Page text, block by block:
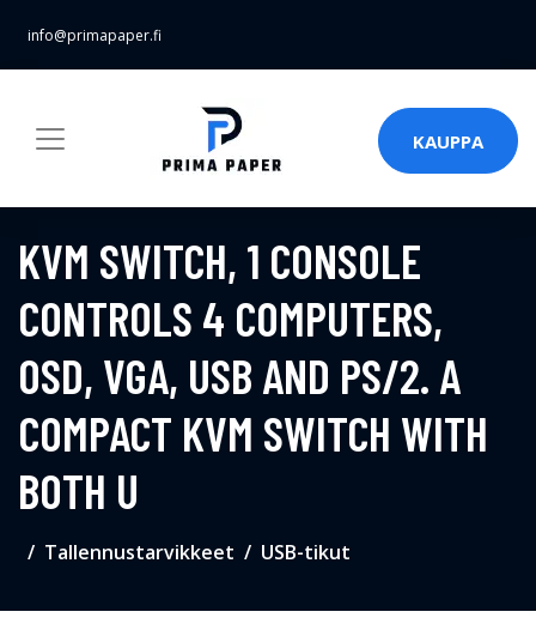
info@primapaper.fi
KAUPPA
KVM SWITCH, 1 CONSOLE
CONTROLS 4 COMPUTERS,
OSD, VGA, USB AND PS/2. A
COMPACT KVM SWITCH WITH
BOTH U
Tallennustarvikkeet USB-tikut